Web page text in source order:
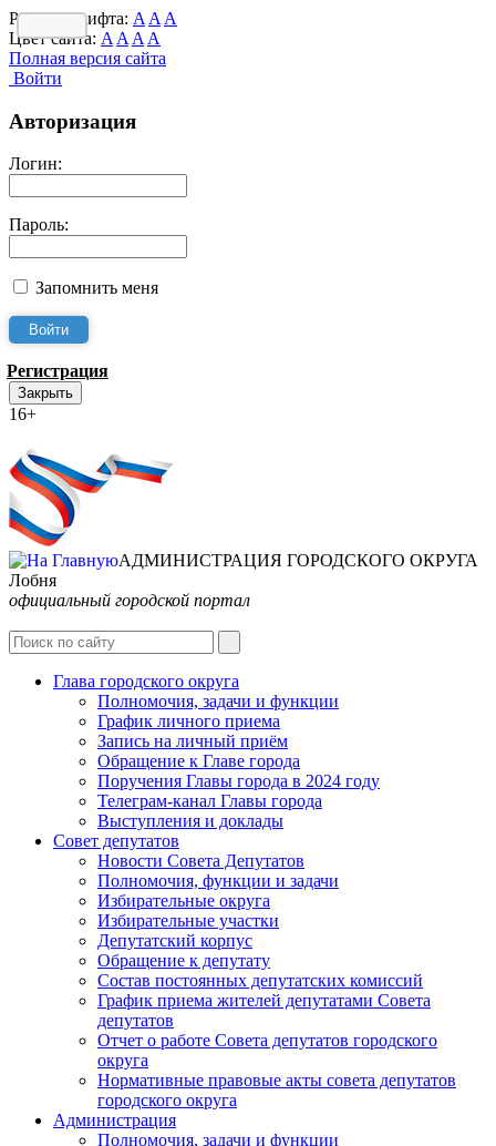
Размер шрифта: A A A
Цвет сайта: A A A A
Полная версия сайта
Войти
Авторизация
Логин:
Пароль:
Запомнить меня
Регистрация
Закрыть
16+
АДМИНИСТРАЦИЯ ГОРОДСКОГО ОКРУГА
Лобня
официальный городской портал
Глава городского округа
Полномочия, задачи и функции
График личного приема
Запись на личный приём
Обращение к Главе города
Поручения Главы города в 2024 году
Телеграм-канал Главы города
Выступления и доклады
Совет депутатов
Новости Совета Депутатов
Полномочия, функции и задачи
Избирательные округа
Избирательные участки
Депутатский корпус
Обращение к депутату
Состав постоянных депутатских комиссий
График приема жителей депутатами Совета
депутатов
Отчет о работе Совета депутатов городского
округа
Нормативные правовые акты совета депутатов
городского округа
Администрация
Полномочия, задачи и функции